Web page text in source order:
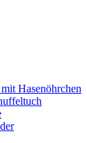
Hasenöhrchen